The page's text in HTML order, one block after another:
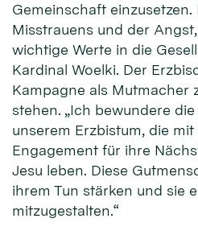
Gemeinschaft
Misstrauens und der
wichtige Werte in die
Kardinal Woelki. Der
Kampagne als Mutmacher
stehen. „Ich bewundere
unserem Erzbistum, die mit
Engagement für ihre
Jesu leben. Diese
ihrem Tun stärken und sie
mitzugestalten.“